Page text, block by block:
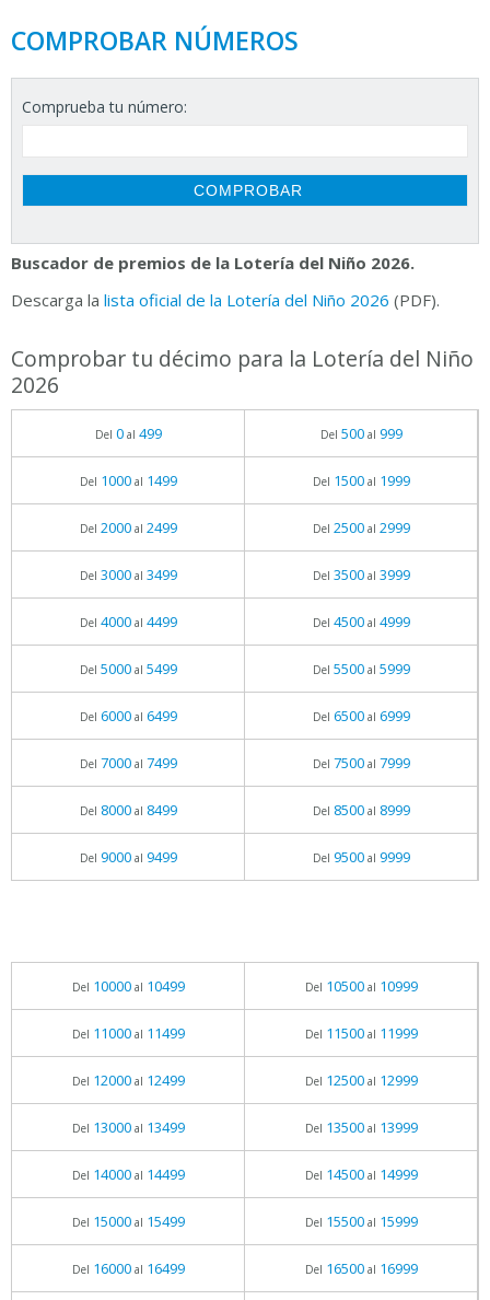
COMPROBAR NÚMEROS
Comprueba tu número:
Buscador de premios de la Lotería del Niño 2026.
Descarga la lista oficial de la Lotería del Niño 2026 (PDF).
Comprobar tu décimo para la Lotería del Niño
2026
Del 0al 499 Del 500al 999
Del 1000al 1499 Del 1500al 1999
Del 2000al 2499 Del 2500al 2999
Del 3000al 3499 Del 3500al 3999
Del 4000al 4499 Del 4500al 4999
Del 5000al 5499 Del 5500al 5999
Del 6000al 6499 Del 6500al 6999
Del 7000al 7499 Del 7500al 7999
Del 8000al 8499 Del 8500al 8999
Del 9000al 9499 Del 9500al 9999
Del 10000al 10499 Del 10500al 10999
Del 11000al 11499 Del 11500al 11999
Del 12000al 12499 Del 12500al 12999
Del 13000al 13499 Del 13500al 13999
Del 14000al 14499 Del 14500al 14999
Del 15000al 15499 Del 15500al 15999
Del 16000al 16499 Del 16500al 16999